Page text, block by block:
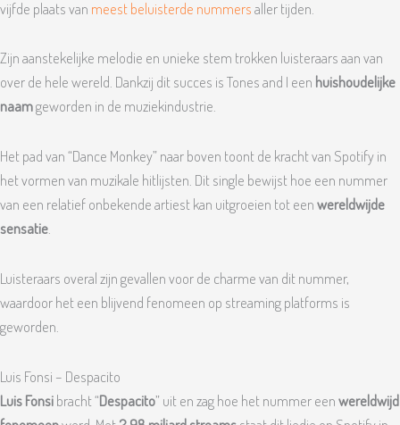
vijfde plaats van meest beluisterde nummersaller tijden.
Zijn aanstekelijke melodie en unieke stem trokken luisteraars aan van
over de hele wereld. Dankzij dit succes is Tones and I een huishoudelijke
naamgeworden in de muziekindustrie.
Het pad van “Dance Monkey” naar boven toont de kracht van Spotify in
het vormen van muzikale hitlijsten. Dit single bewijst hoe een nummer
van een relatief onbekende artiest kan uitgroeien tot eenwereldwijde
sensatie
Luisteraars overal zijn gevallen voor de charme van dit nummer,
waardoor het een blijvend fenomeen op streaming platforms is
geworden.
Luis Fonsi – Despacito
Luis Fonsibracht “Despacito” uit en zag hoe het nummer eenwereldwijd